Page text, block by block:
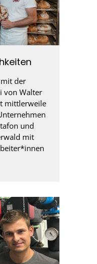
der
von Walter
mittlerweile
und
mit